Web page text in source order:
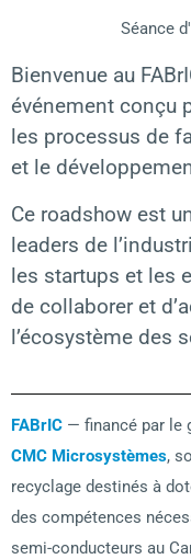
Séance
Bienvenue au
événement conçu
les processus de
et le
Ce roadshow est
leaders de
les startups et les
de collaborer et
l’écosystème des
FABrIC — financé par le
CMC Microsystèmes,
recyclage destinés à
des compétences
semi-conducteurs au